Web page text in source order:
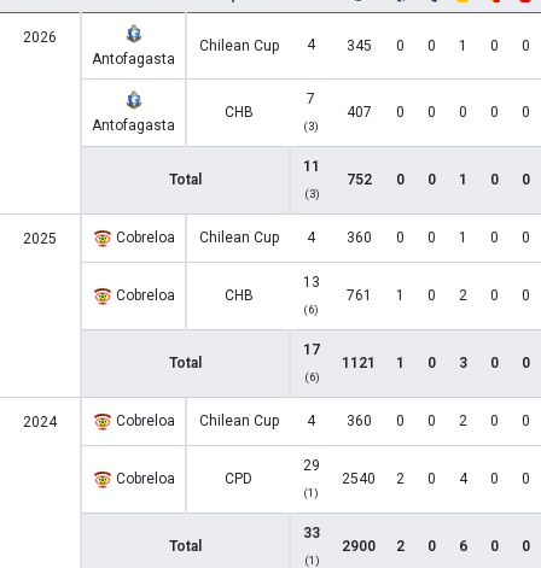
2026
Antofagasta
Chilean Cup 4 345 0 0 1 0 0
Antofagasta
CHB
7
(3)
407 0 0 0 0 0
Total
11
(3)
752 0 0 1 0 0
2025 Cobreloa Chilean Cup 4 360 0 0 1 0 0
Cobreloa CHB
13
(6)
761 1 0 2 0 0
Total
17
(6)
1121 1 0 3 0 0
2024 Cobreloa Chilean Cup 4 360 0 0 2 0 0
Cobreloa CPD
29
(1)
2540 2 0 4 0 0
Total
33
(1)
2900 2 0 6 0 0